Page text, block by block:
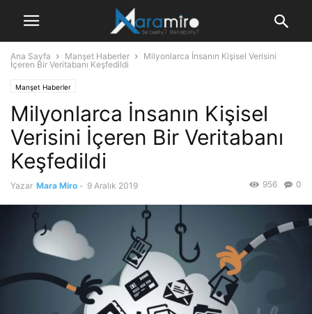
Ana Sayfa Manşet Haberler
Milyonlarca İnsanın Kişisel Verisini
İçeren Bir Veritabanı Keşfedildi
Manşet Haberler
Milyonlarca İnsanın Kişisel
Verisini İçeren Bir Veritabanı
Keşfedildi
Yazar Mara Miro - 9 Aralık 2019 0
956